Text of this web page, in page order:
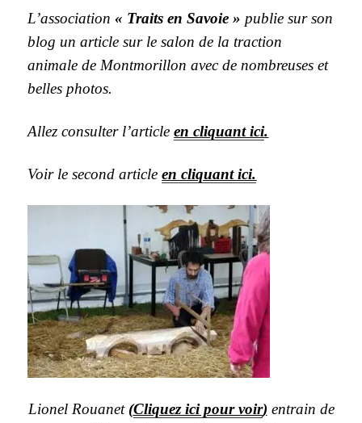
L’association« Traits en Savoie » publie sur son
blog un article sur le salon de la traction
animale de Montmorillon avec de nombreuses et
belles photos.
Allez consulter l’articleen cliquant ici.
Voir le second articleen cliquant ici.
Lionel Rouanet (Cliquez ici pour voir) entrain de